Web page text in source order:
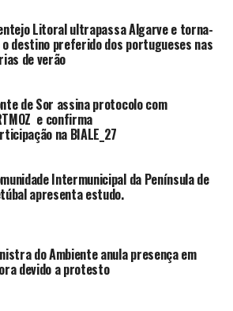
Litoral ultrapassa Algarve e torna-
o destino preferido dos portugueses nas
de verão
de Sor assina protocolo com
e confirma
na BIALE_27
Intermunicipal da Península de
apresenta estudo.
do Ambiente anula presença em
devido a protesto